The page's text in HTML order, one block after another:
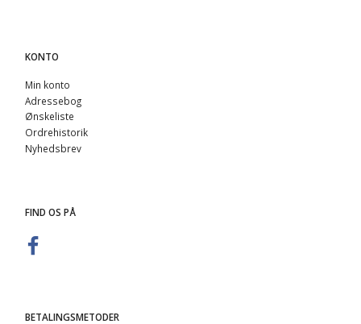
KONTO
Min konto
Adressebog
Ønskeliste
Ordrehistorik
Nyhedsbrev
FIND OS PÅ
BETALINGSMETODER